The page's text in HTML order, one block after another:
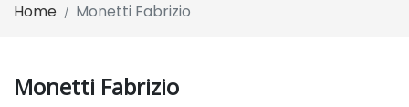
Home Monetti Fabrizio
Monetti Fabrizio